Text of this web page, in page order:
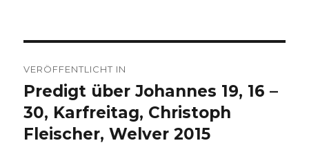
VERÖFFENTLICHT IN
Predigt über Johannes 19, 16 –
30, Karfreitag, Christoph
Fleischer, Welver 2015